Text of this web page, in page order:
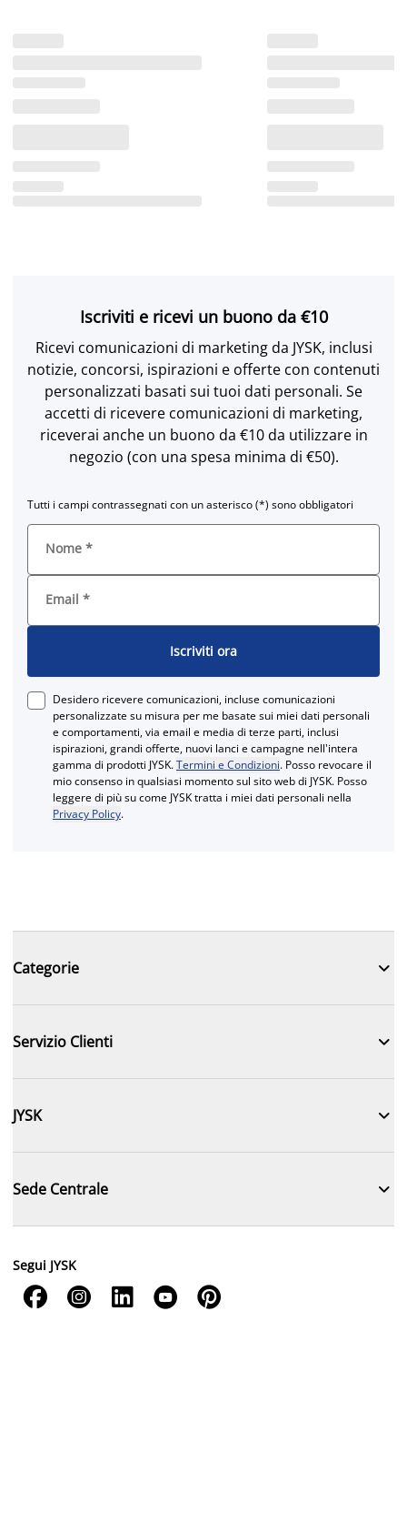
Iscriviti e ricevi un buono da €10
Ricevi comunicazioni di marketing da JYSK, inclusi
notizie, concorsi, ispirazioni e offerte con contenuti
personalizzati basati sui tuoi dati personali. Se
accetti di ricevere comunicazioni di marketing,
riceverai anche un buono da €10 da utilizzare in
negozio (con una spesa minima di €50).
Tutti i campi contrassegnati con un asterisco (*) sono obbligatori
Nome *
Email *
Iscriviti ora
Desidero ricevere comunicazioni, incluse comunicazioni
personalizzate su misura per me basate sui miei dati personali
e comportamenti, via email e media di terze parti, inclusi
ispirazioni, grandi offerte, nuovi lanci e campagne nell'intera
gamma di prodotti JYSK.Termini e Condizioni. Posso revocare il
mio consenso in qualsiasi momento sul sito web di JYSK. Posso
leggere di più su come JYSK tratta i miei dati personali nella
Privacy Policy.
Categorie 
Servizio Clienti 
JYSK 
Sede Centrale 
Segui JYSK
    